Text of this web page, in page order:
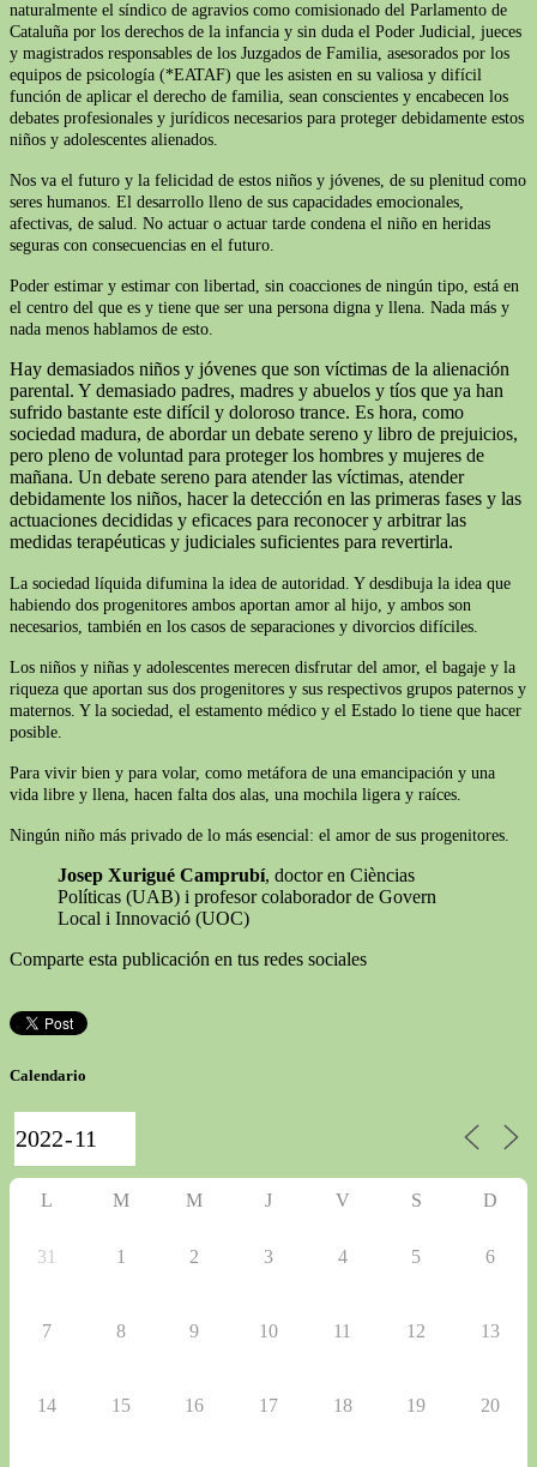
naturalmente el síndico de agravios como comisionado del Parlamento de
Cataluña por los derechos de la infancia y sin duda el Poder Judicial, jueces
y magistrados responsables de los Juzgados de Familia, asesorados por los
equipos de psicología (*EATAF) que les asisten en su valiosa y difícil
función de aplicar el derecho de familia, sean conscientes y encabecen los
debates profesionales y jurídicos necesarios para proteger debidamente estos
niños y adolescentes alienados.
Nos va el futuro y la felicidad de estos niños y jóvenes, de su plenitud como
seres humanos. El desarrollo lleno de sus capacidades emocionales,
afectivas, de salud. No actuar o actuar tarde condena el niño en heridas
seguras con consecuencias en el futuro.
Poder estimar y estimar con libertad, sin coacciones de ningún tipo, está en
el centro del que es y tiene que ser una persona digna y llena. Nada más y
nada menos hablamos de esto.
Hay demasiados niños y jóvenes que son víctimas de la alienación
parental. Y demasiado padres, madres y abuelos y tíos que ya han
sufrido bastante este difícil y doloroso trance. Es hora, como
sociedad madura, de abordar un debate sereno y libro de prejuicios,
pero pleno de voluntad para proteger los hombres y mujeres de
mañana. Un debate sereno para atender las víctimas, atender
debidamente los niños, hacer la detección en las primeras fases y las
actuaciones decididas y eficaces para reconocer y arbitrar las
medidas terapéuticas y judiciales suficientes para revertirla.
La sociedad líquida difumina la idea de autoridad. Y desdibuja la idea que
habiendo dos progenitores ambos aportan amor al hijo, y ambos son
necesarios, también en los casos de separaciones y divorcios difíciles.
Los niños y niñas y adolescentes merecen disfrutar del amor, el bagaje y la
riqueza que aportan sus dos progenitores y sus respectivos grupos paternos y
maternos. Y la sociedad, el estamento médico y el Estado lo tiene que hacer
posible.
Para vivir bien y para volar, como metáfora de una emancipación y una
vida libre y llena, hacen falta dos alas, una mochila ligera y raíces.
Ningún niño más privado de lo más esencial: el amor de sus progenitores.
Josep Xurigué Camprubí, doctor en Cièncias
Políticas (UAB) i profesor colaborador de Govern
Local i Innovació (UOC)
Comparte esta publicación en tus redes sociales
Calendario
L M M J V S D
31 1 2 3 4 5 6
7 8 9 10 11 12 13
14 15 16 17 18 19 20